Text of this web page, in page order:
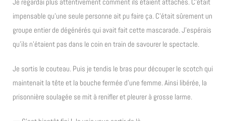
impensable qu’une seule personne ait pu faire ça. C’était sûrement un
groupe entier de dégénérés qui avait fait cette mascarade. J’espérais
qu’ils n’étaient pas dans le coin en train de savourer le spectacle.
Je sortis le couteau. Puis je tendis le bras pour découper le scotch qui
maintenait la tête et la bouche fermée d’une femme. Ainsi libérée, la
prisonnière soulagée se mit à renifler et pleurer à grosse larme.